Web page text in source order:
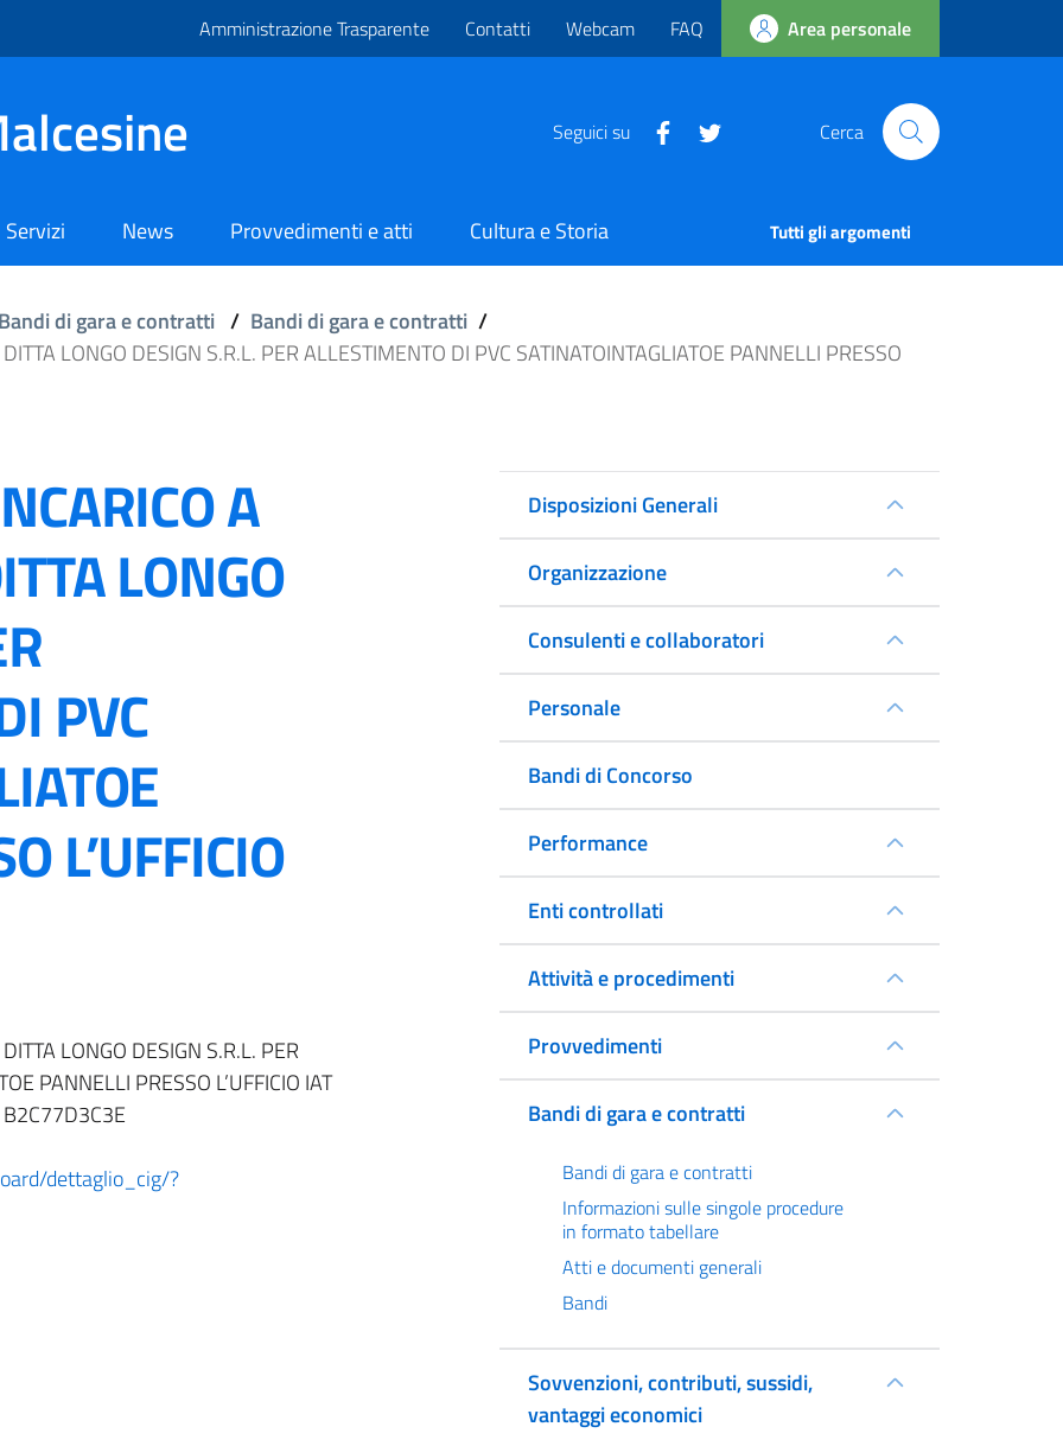
Amministrazione Trasparente Contatti Webcam FAQ Area personale
Seguici su Cerca
Servizi News Provvedimenti e atti Cultura e Storia Tutti gli argomenti
Bandi di gara e contratti / Bandi di gara e contratti /
LONGO DESIGN S.R.L. PER ALLESTIMENTO DI PVC SATINATOINTAGLIATOE PANNELLI PRESSO
A
LONGO
PVC
L’UFFICIO
LONGO DESIGN S.R.L. PER
PANNELLI PRESSO L’UFFICIO IAT
dettaglio_cig/?
Disposizioni Generali
Organizzazione
Consulenti e collaboratori
Personale
Bandi di Concorso
Performance
Enti controllati
Attività e procedimenti
Provvedimenti
Bandi di gara e contratti
Bandi di gara e contratti
Informazioni sulle singole procedure
in formato tabellare
Atti e documenti generali
Bandi
Sovvenzioni, contributi, sussidi,
vantaggi economici